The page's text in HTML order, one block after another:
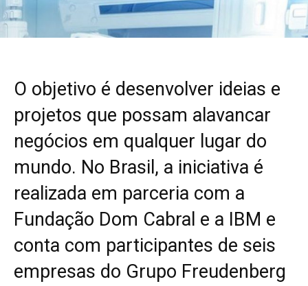
O objetivo é desenvolver ideias e
projetos que possam alavancar
negócios em qualquer lugar do
mundo. No Brasil, a iniciativa é
realizada em parceria com a
Fundação Dom Cabral e a IBM e
conta com participantes de seis
empresas do Grupo Freudenberg